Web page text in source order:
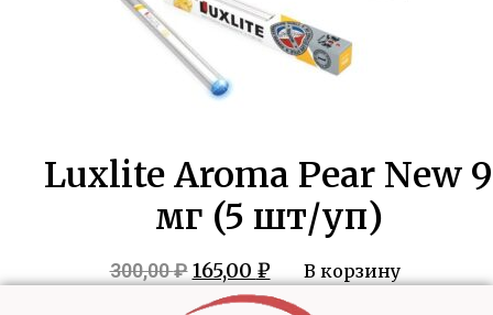
Luxlite Aroma Pear New 9
мг (5 шт/уп)
300,00₽ Первоначальная
цена
165,00 ₽Текущая
цена:
В корзину